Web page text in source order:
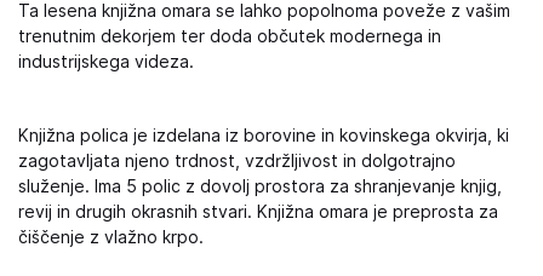
Ta lesena knjižna omara se lahko popolnoma poveže z vašim
trenutnim dekorjem ter doda občutek modernega in
industrijskega videza.
Knjižna polica je izdelana iz borovine in kovinskega okvirja, ki
zagotavljata njeno trdnost, vzdržljivost in dolgotrajno
služenje. Ima 5 polic z dovolj prostora za shranjevanje knjig,
revij in drugih okrasnih stvari. Knjižna omara je preprosta za
čiščenje z vlažno krpo.